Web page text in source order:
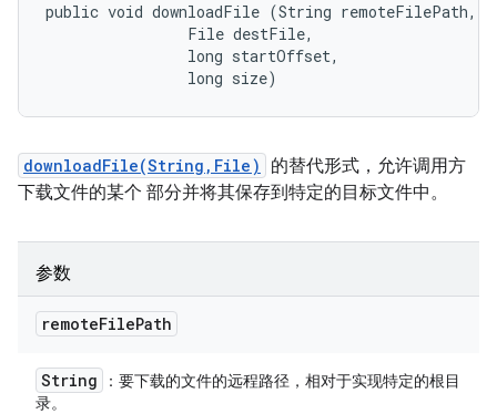
public void downloadFile (String remoteFilePath,
                File destFile,
                long startOffset,
                long size)
downloadFile(String,File)
的替代形式，允许调用方
下载文件的某个 部分并将其保存到特定的目标文件中。
参数
remoteFilePath
String
：要下载的文件的远程路径，相对于实现特定的根目
录。